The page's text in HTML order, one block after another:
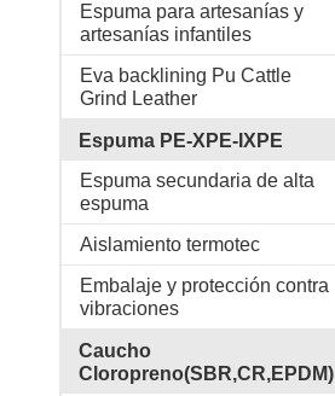
Espuma para artesanías y
artesanías infantiles
Eva backlining Pu Cattle
Grind Leather
Espuma PE-XPE-IXPE
Espuma secundaria de alta
espuma
Aislamiento termotec
Embalaje y protección contra
vibraciones
Caucho
Cloropreno(SBR,CR,EPDM)